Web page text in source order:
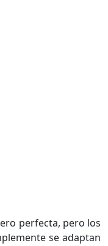
perfecta, pero los
se adaptan